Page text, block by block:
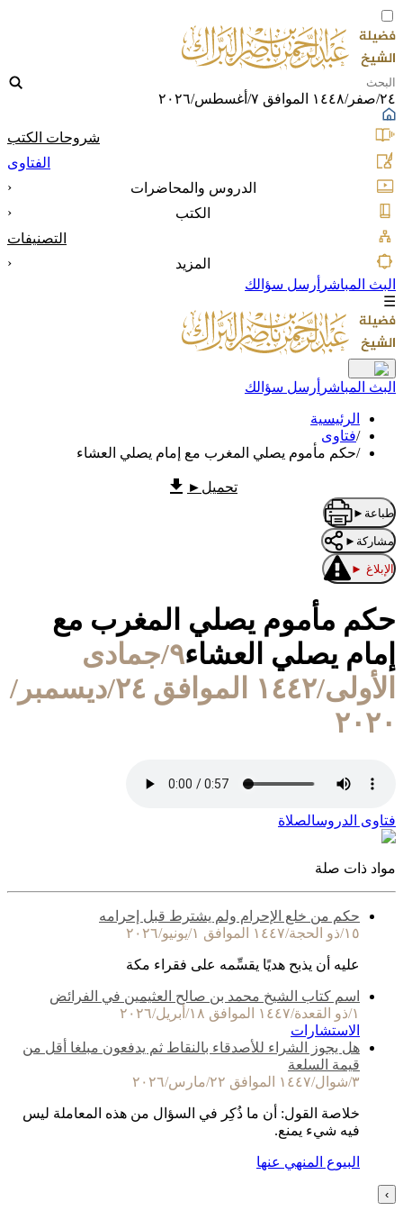
٢٤/صفر/١٤٤٨ الموافق ٧/أغسطس/٢٠٢٦
شروحات الكتب
الفتاوى
الدروس والمحاضرات
‹
الكتب
‹
التصنيفات
المزيد
‹
البث المباشر أرسل سؤالك
☰
البث المباشر أرسل سؤالك
الرئيسية
/فتاوى
/حكم مأموم يصلي المغرب مع إمام يصلي العشاء
تحميل ►
طباعة ►
مشاركة ►
الإبلاغ ►
حكم مأموم يصلي المغرب مع
إمام يصلي العشاء ٩/جمادى
الأولى/١٤٤٢ الموافق ٢٤/ديسمبر/
٢٠٢٠
فتاوى الدروسالصلاة
مواد ذات صلة
حكم من خلع الإحرام ولم يشترط قبل إحرامه
١٥/ذو الحجة/١٤٤٧ الموافق ١/يونيو/٢٠٢٦
عليه أن يذبح هديًا يقسِّمه على فقراء مكة
اسم كتاب الشيخ محمد بن صالح العثيمين في الفرائض
١/ذو القعدة/١٤٤٧ الموافق ١٨/أبريل/٢٠٢٦
الاستشارات
هل يجوز الشراء للأصدقاء بالنقاط ثم يدفعون مبلغا أقل من
قيمة السلعة
٣/شوال/١٤٤٧ الموافق ٢٢/مارس/٢٠٢٦
خلاصة القول: أن ما ذُكِر في السؤال من هذه المعاملة ليس
فيه شيء يمنع.
البيوع المنهي عنها
›